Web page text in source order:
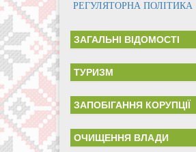
РЕГУЛЯТОРНА ПОЛІТИКА
ЗАГАЛЬНІ ВІДОМОСТІ
ТУРИЗМ
ЗАПОБІГАННЯ КОРУПЦІЇ
ОЧИЩЕННЯ ВЛАДИ